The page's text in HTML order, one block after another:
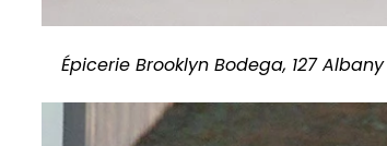
Épicerie Brooklyn Bodega, 127